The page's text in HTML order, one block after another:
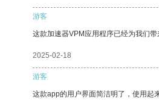
游客
这款加速器VPM应用程序已经为我们带
2025-02-18
游客
这款app的用户界面简洁明了，使用起